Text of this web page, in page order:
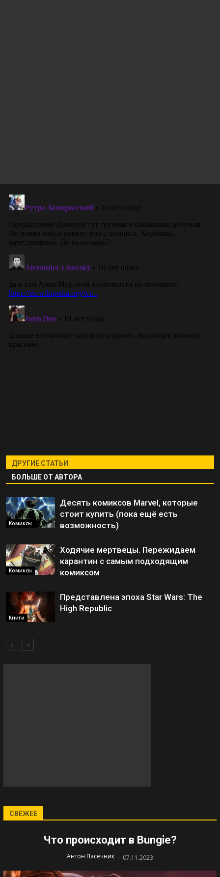
ДРУГИЕ СТАТЬИ
БОЛЬШЕ ОТ АВТОРА
Комиксы
Десять комиксов Marvel, которые
стоит купить (пока ещё есть
возможность)
Комиксы
Ходячие мертвецы. Пережидаем
карантин с самым подходящим
комиксом
Книги
Представлена эпоха Star Wars: The
High Republic
СВЕЖЕЕ
Что происходит в Bungie?
Антон Пасечник - 07.11.2023